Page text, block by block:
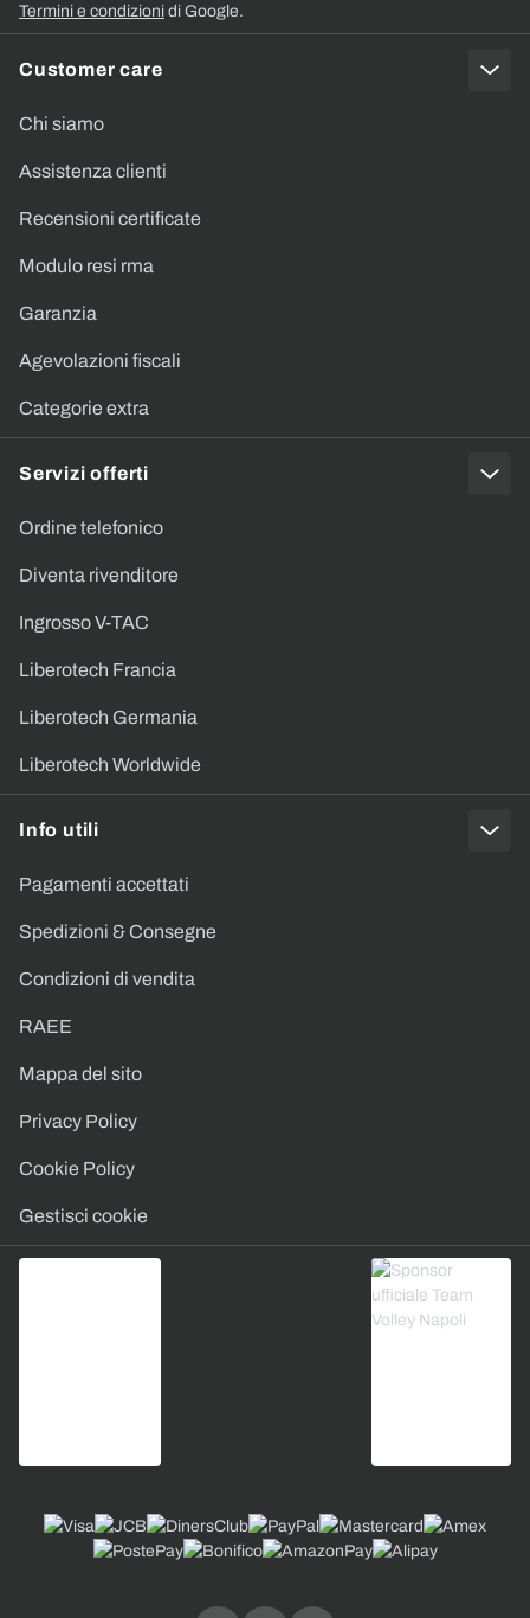
Customer care
Chi siamo
Assistenza clienti
Recensioni certificate
Modulo resi rma
Garanzia
Agevolazioni fiscali
Categorie extra
Servizi offerti
Ordine telefonico
Diventa rivenditore
Ingrosso V-TAC
Liberotech Francia
Liberotech Germania
Liberotech Worldwide
Info utili
Pagamenti accettati
Spedizioni & Consegne
Condizioni di vendita
RAEE
Mappa del sito
Privacy Policy
Cookie Policy
Gestisci cookie
Termini e condizioni di Google.